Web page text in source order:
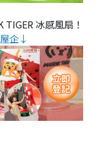
冰感風扇！
企↓